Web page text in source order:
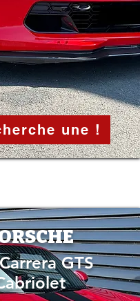
une !
GTS